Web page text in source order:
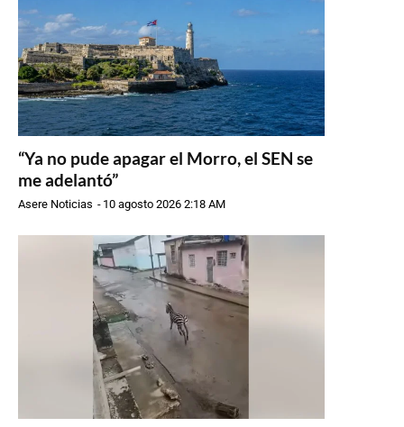
“Ya no pude apagar el Morro, el SEN se
me adelantó”
Asere Noticias - 10 agosto 2026 2:18 AM